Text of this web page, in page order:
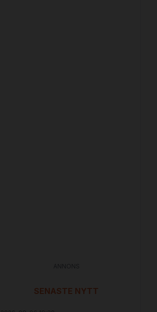
SENASTE NYTT